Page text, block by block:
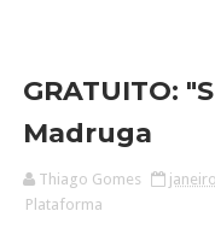
GRATUITO:
Madruga
Thiago Gomes
Plataforma